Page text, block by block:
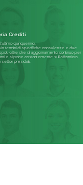
quinquennio.
in termini di specifiche consulenze e due
oltre che di aggiornamento continuo per
e si pone costantemente sulla frontiera
presidiati.
Crediti